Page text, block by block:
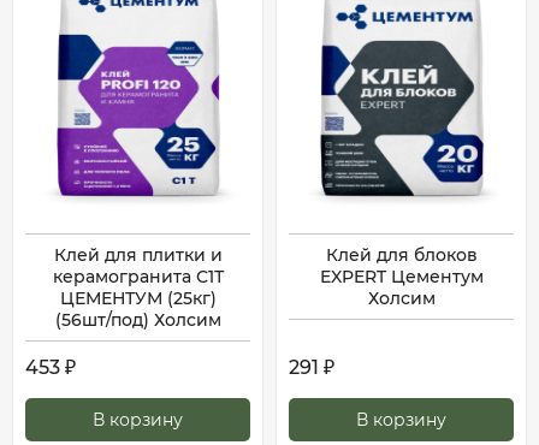
Клей для плитки и
керамогранита С1Т
ЦЕМЕНТУМ (25кг)
(56шт/под) Холсим
453 ₽
В корзину
Клей для блоков
EXPERT Цементум
Холсим
291 ₽
В корзину